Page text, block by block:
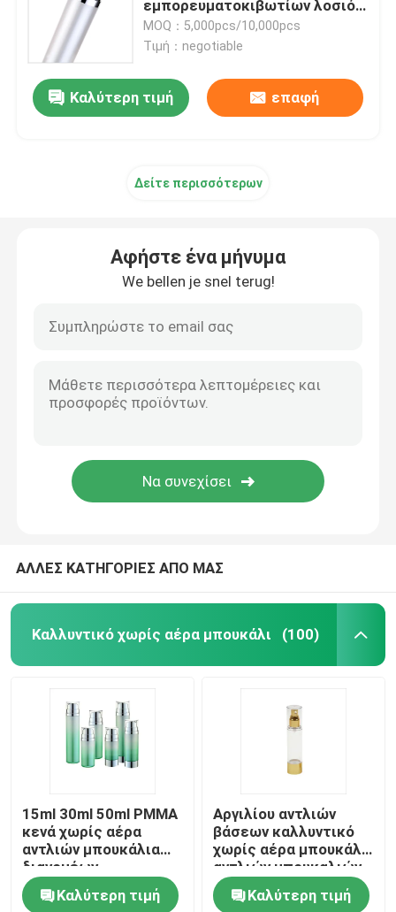
Κενό μπουκάλι Eyeliner
Περίπτωση Makeup σκιάς ματιών
Μπουκάλι σαμπουάν και εδαφοβελτιωτικών
remover στιλβωτικής ουσίας καρφιών μπουκάλι
Μπουκάλι και βάζο αργιλίου
Πλαστική κεφαλή κοχλίου
Πλαστικός ψεκαστήρας ώθησης
εμπορευματοκιβωτίων λοσιόν
για την παραγωγή λοσιόν
MOQ：5,000pcs/10,000pcs
Τιμή：negotiable
Καλύτερη τιμή επαφή
Δείτε περισσότερων
Αφήστε ένα μήνυμα
We bellen je snel terug!
ΑΛΛΕΣ ΚΑΤΗΓΟΡΙΕΣ ΑΠΟ ΜΑΣ
Καλλυντικό χωρίς αέρα μπουκάλι (100)
15ml 30ml 50ml PMMA
κενά χωρίς αέρα
αντλιών μπουκάλια
διανομέων
μπουκαλιών ασημένια
χωρίς αέρα
Καλύτερη τιμή
Αργιλίου αντλιών
βάσεων καλλυντικό
χωρίς αέρα μπουκάλι
αντλιών μπουκαλιών
15ml 30ml 50ml χωρίς
αέραΚαλύτερη τιμή